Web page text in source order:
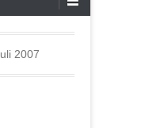
2007